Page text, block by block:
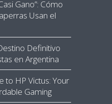
Gano”: Cómo
Usan el
Definitivo
en Argentina
to HP Victus: Your
Gaming